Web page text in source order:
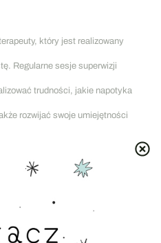
który jest realizowany
Regularne sesje superwizji
trudności, jakie napotyka
rozwijać swoje umiejętności
jest także formą wsparcia
unikać wypalenia